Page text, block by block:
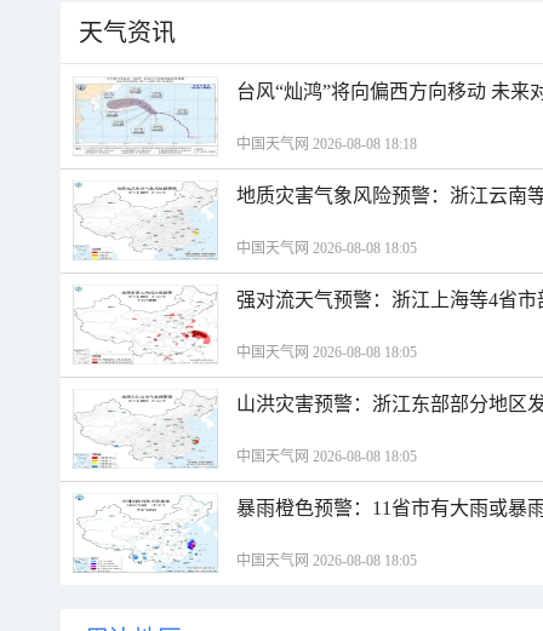
天气资讯
台风“灿鸿”将向偏西方向移动 未来
中国天气网 2026-08-08 18:18
地质灾害气象风险预警：浙江云南
中国天气网 2026-08-08 18:05
强对流天气预警：浙江上海等4省
中国天气网 2026-08-08 18:05
山洪灾害预警：浙江东部部分地区
中国天气网 2026-08-08 18:05
暴雨橙色预警：11省市有大雨或暴
中国天气网 2026-08-08 18:05